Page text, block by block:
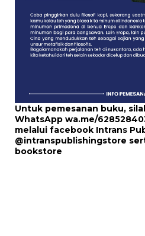
Untuk pemesanan buku,
WhatsApp wa.me/
melalui facebook Intrans
@intranspublishingstore
bookstore